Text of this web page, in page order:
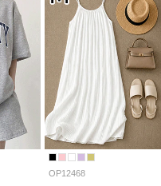
OP12468